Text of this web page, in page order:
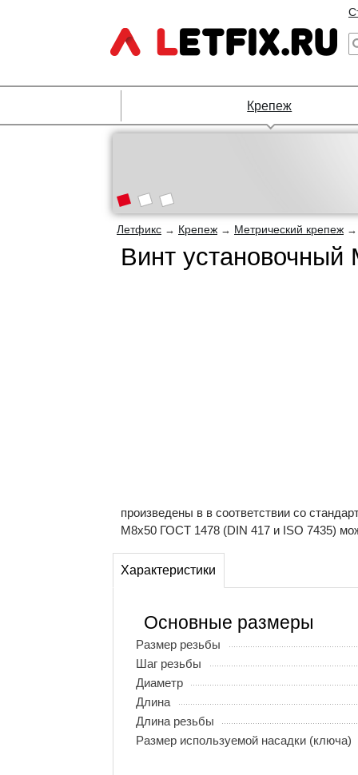
Крепеж
Летфикс → Крепеж → Метрический крепеж
Винт
произведены в в соответствии со
М8х50 ГОСТ 1478 (DIN 417 и ISO 7435)
Характеристики
Основные размеры
Размер резьбы
Шаг резьбы
Диаметр
Длина
Длина резьбы
Размер используемой насадки (ключа)